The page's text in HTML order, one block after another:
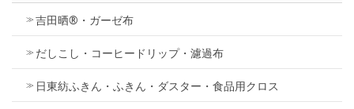
吉田晒®・ガーゼ布
だしこし・コーヒードリップ・濾過布
日東紡ふきん・ふきん・ダスター・食品用クロス